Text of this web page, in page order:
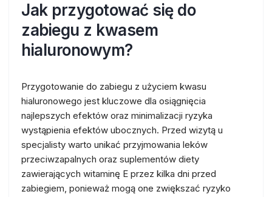
Jak przygotować się do
zabiegu z kwasem
hialuronowym?
Przygotowanie do zabiegu z użyciem kwasu
hialuronowego jest kluczowe dla osiągnięcia
najlepszych efektów oraz minimalizacji ryzyka
wystąpienia efektów ubocznych. Przed wizytą u
specjalisty warto unikać przyjmowania leków
przeciwzapalnych oraz suplementów diety
zawierających witaminę E przez kilka dni przed
zabiegiem, ponieważ mogą one zwiększać ryzyko